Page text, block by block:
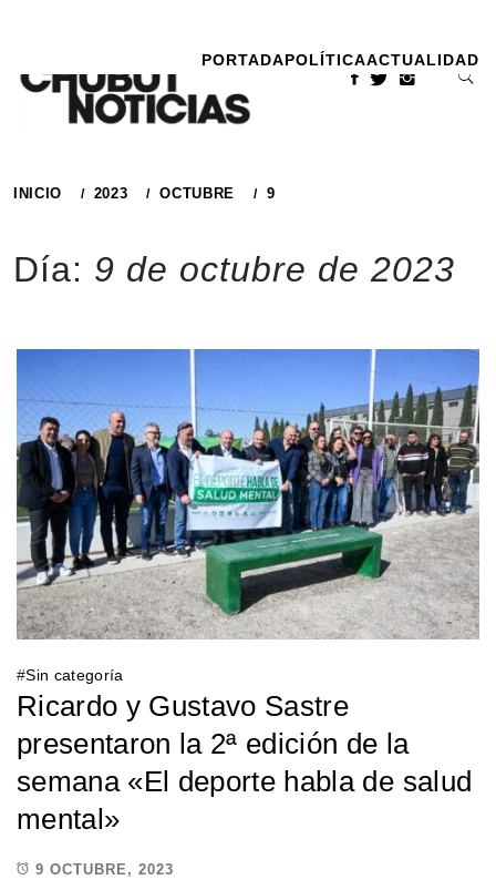
contenido
PORTADAPOLÍTICAACTUALIDAD
INICIO 2023 OCTUBRE 9
Día: 9 de octubre de 2023
#Sin categoría
Ricardo y Gustavo Sastre
presentaron la 2ª edición de la
semana «El deporte habla de salud
mental»
9 OCTUBRE, 2023